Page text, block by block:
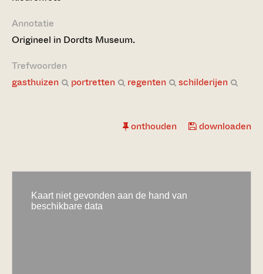
Annotatie
Origineel in Dordts Museum.
Trefwoorden
gasthuizen
portretten regenten schilderijen
onthouden downloaden